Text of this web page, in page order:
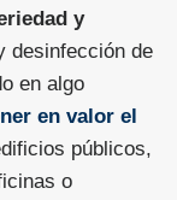
y
desinfección de
en algo
en valor el
públicos,
o